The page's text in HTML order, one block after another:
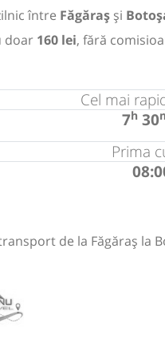
între Făgăraș și
doar 160 lei, fără
Cel mai
7h 30
Prima
de la Făgăraș la